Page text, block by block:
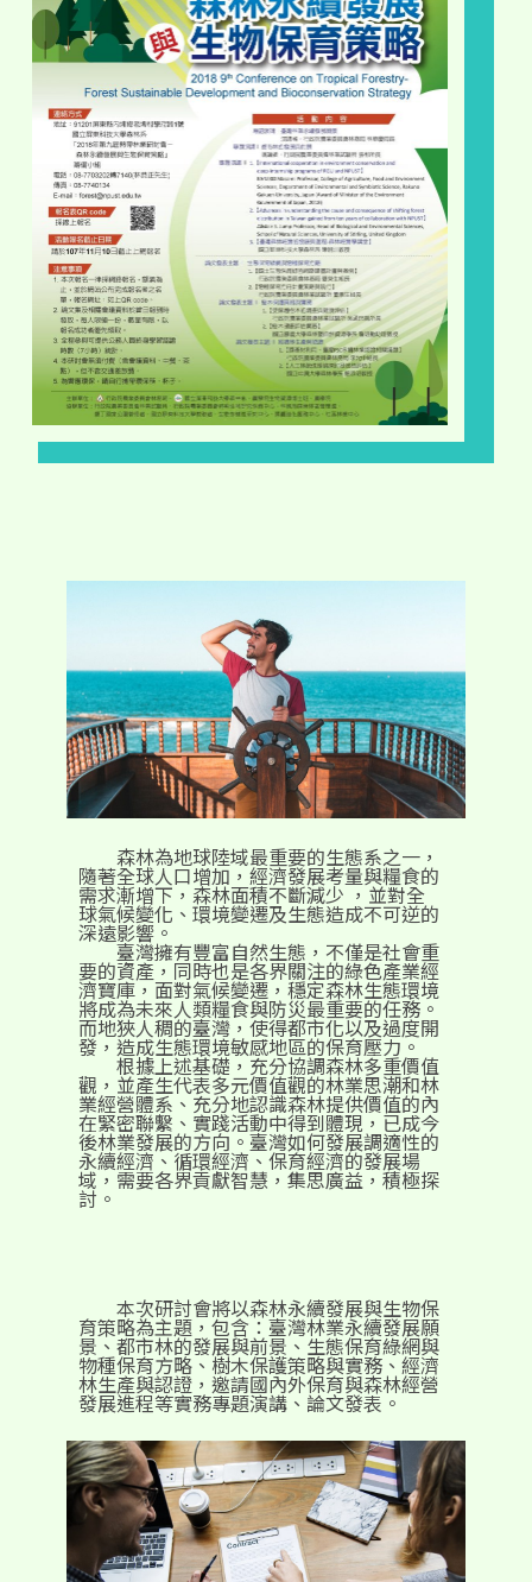
森林為地球陸域最重要的生態系之一，
隨著全球人口增加，經濟發展考量與糧食的
需求漸增下，森林面積不斷減少 ，並對全
球氣候變化、環境變遷及生態造成不可逆的
深遠影響。
臺灣擁有豐富自然生態，不僅是社會重
要的資產，同時也是各界關注的綠色產業經
濟寶庫，面對氣候變遷，穩定森林生態環境
將成為未來人類糧食與防災最重要的任務。
而地狹人稠的臺灣，使得都市化以及過度開
發，造成生態環境敏感地區的保育壓力。
根據上述基礎，充分協調森林多重價值
觀，並產生代表多元價值觀的林業思潮和林
業經營體系、充分地認識森林提供價值的內
在緊密聯繫、實踐活動中得到體現，已成今
後林業發展的方向。臺灣如何發展調適性的
永續經濟、循環經濟、保育經濟的發展場
域，需要各界貢獻智慧，集思廣益，積極探
討。
本次研討會將以森林永續發展與生物保
育策略為主題，包含：臺灣林業永續發展願
景、都市林的發展與前景、生態保育綠網與
物種保育方略、樹木保護策略與實務、經濟
林生產與認證，邀請國內外保育與森林經營
發展進程等實務專題演講、論文發表。